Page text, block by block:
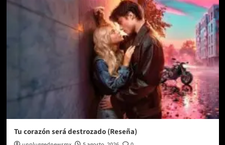
Tu corazón será destrozado (Reseña)